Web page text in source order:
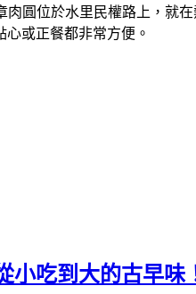
肉圓位於水里民權路上，就
或正餐都非常方便。
小吃到大的古早味